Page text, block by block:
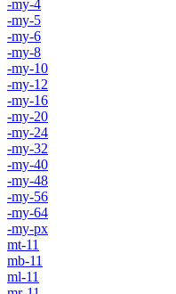
-my-4
-my-5
-my-6
-my-8
-my-10
-my-12
-my-16
-my-20
-my-24
-my-32
-my-40
-my-48
-my-56
-my-64
-my-px
mt-11
mb-11
ml-11